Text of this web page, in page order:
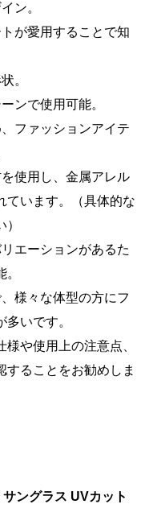
ン。
が愛用することで知
。
ンで使用可能。
ファッションアイテ
使用し、金属アレル
ています。（具体的な
エーションがあるた
様々な体型の方にフ
いです。
や使用上の注意点、
することをお勧めしま
ングラス UVカット